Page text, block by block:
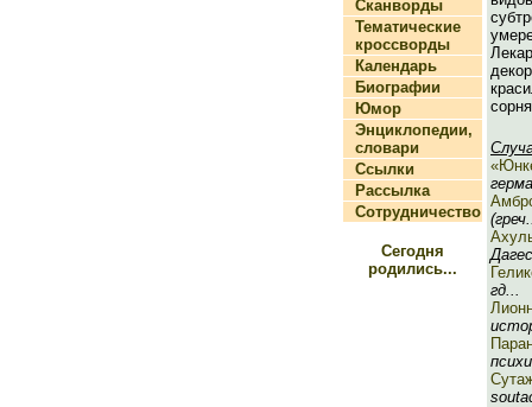
Сканворды
Тематические
кроссворды
Календарь
Биографии
Юмор
Энциклопедии,
словари
Ссылки
Рассылка
Сотрудничество
Сегодня
родились...
гд...